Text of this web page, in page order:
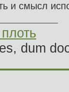
и смысл
dum